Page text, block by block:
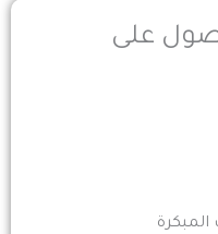
على